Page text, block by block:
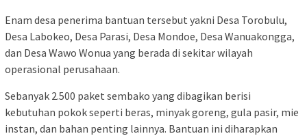
Enam desa penerima bantuan tersebut yakni Desa Torobulu,
Desa Labokeo, Desa Parasi, Desa Mondoe, Desa Wanuakongga,
dan Desa Wawo Wonua yang berada di sekitar wilayah
operasional perusahaan.
Sebanyak 2.500 paket sembako yang dibagikan berisi
kebutuhan pokok seperti beras, minyak goreng, gula pasir, mie
instan, dan bahan penting lainnya. Bantuan ini diharapkan